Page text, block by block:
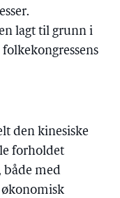
lagt til grunn i
den kinesiske
forholdet
både med
økonomisk